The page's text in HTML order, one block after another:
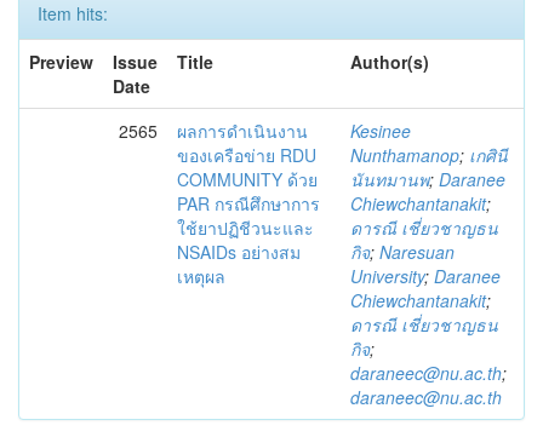
Item hits:
Preview
Issue
Date
Title Author(s)
2565
ผลการดำเนินงาน
ของเครือข่าย RDU
COMMUNITY ด้วย
PAR กรณีศึกษาการ
ใช้ยาปฏิชีวนะและ
NSAIDs อย่างสม
เหตุผล
Kesinee
Nunthamanop; เกศินี
นันทมานพ; Daranee
Chiewchantanakit;
ดารณี เชี่ยวชาญธน
กิจ; Naresuan
University; Daranee
Chiewchantanakit;
ดารณี เชี่ยวชาญธน
กิจ;
daraneec@nu.ac.th;
daraneec@nu.ac.th